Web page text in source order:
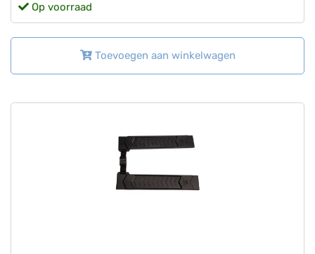
Op voorraad
Toevoegen aan winkelwagen